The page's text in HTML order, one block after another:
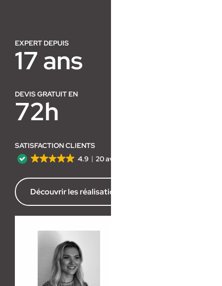
EXPERT DEPUIS
17 ans
DEVIS GRATUIT EN
72h
SATISFACTION CLIENTS
4.9
20 avis
Découvrir les réalisations de l’agence